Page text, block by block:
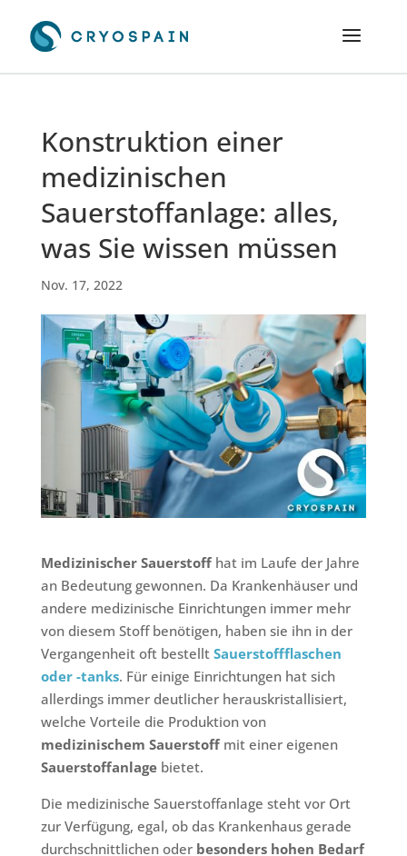
Konstruktion einer
medizinischen
Sauerstoffanlage: alles,
was Sie wissen müssen
Nov. 17, 2022
Medizinischer Sauerstoffhat im Laufe der Jahre
an Bedeutung gewonnen. Da Krankenhäuser und
andere medizinische Einrichtungen immer mehr
von diesem Stoff benötigen, haben sie ihn in der
Vergangenheit oft bestellt Sauerstoffflaschen
oder -tanks. Für einige Einrichtungen hat sich
allerdings immer deutlicher herauskristallisiert,
welche Vorteile die Produktion von
medizinischem Sauerstoffmit einer eigenen
Sauerstoffanlagebietet.
Die medizinische Sauerstoffanlage steht vor Ort
zur Verfügung, egal, ob das Krankenhaus gerade
durchschnittlichen oder besonders hohen Bedarf